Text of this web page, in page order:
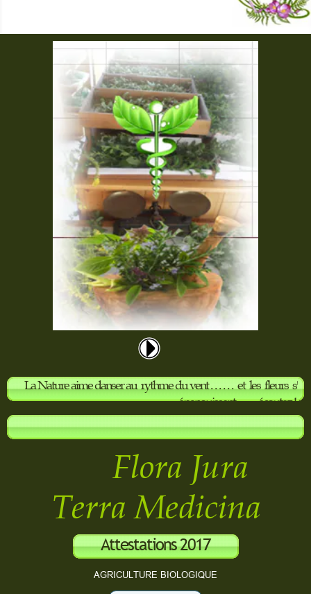
La Nature aime danser au rythme du vent . . . . . . et les fleurs s'
épanouissent . . . . écoutez !
Flora Jura
Terra Medicina
Attestations 2017
Ecocert
AGRICULTURE BIOLOGIQUE